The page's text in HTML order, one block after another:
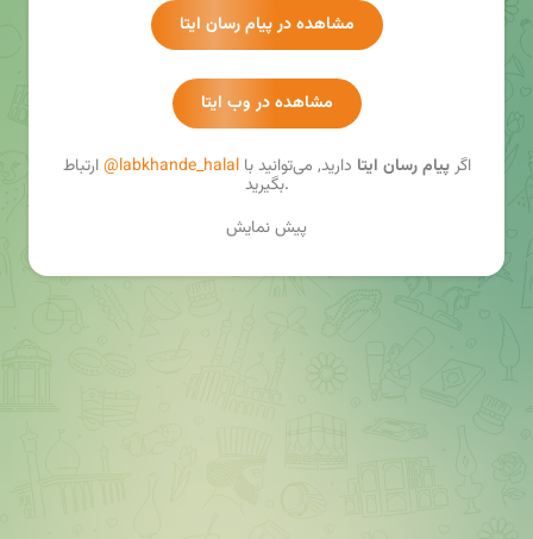
سایت ما 😇👇
‌ www.labkhande-halal.ir 🌏
ارتباط👇
@mohammad_ehsan_t
به دوستان معرفی کنید با ما همراه بشن 😊
مشاهده در پیام رسان ایتا
مشاهده در وب ایتا
اگرپیام رسان ایتا دارید, می‌توانید با@labkhande_halalارتباط
بگیرید.
پیش نمایش